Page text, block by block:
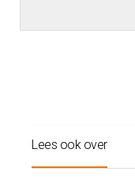
Lees ook over